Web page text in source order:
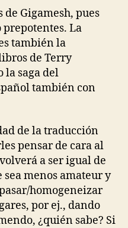
de Gigamesh, pues
La
también la
de Terry
la saga del
también con
de la traducción
pensar de cara al
a ser igual de
menos amateur y
homogeneizar
por ej., dando
¿quién sabe? Si